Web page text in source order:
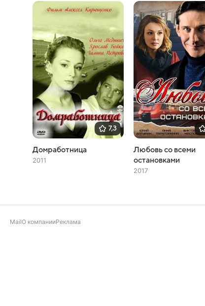
7,3
Домработница
2011
Любовь со всеми
остановками
2017
MailО компанииРеклама